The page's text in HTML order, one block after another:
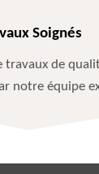
Soignés
travaux de
notre équipe